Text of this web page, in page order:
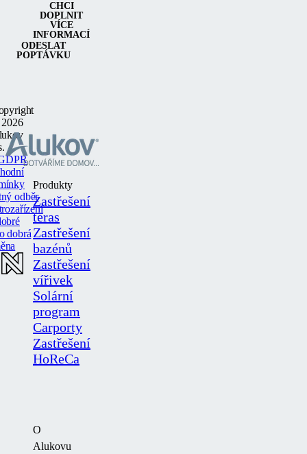
ODESLAT
POPTÁVKU
CHCI
DOPLNIT
VÍCE
INFORMACÍ
Produkty
Zastřešení
teras
Zastřešení
bazénů
Zastřešení
vířivek
Solární
program
Carporty
Zastřešení
HoReCa
O
Alukovu
odběr
dobrá